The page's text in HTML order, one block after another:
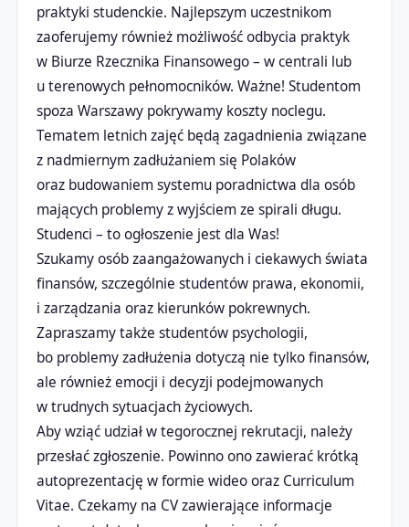
praktyki studenckie. Najlepszym uczestnikom
zaoferujemy również możliwość odbycia praktyk
w Biurze Rzecznika Finansowego – w centrali lub
u terenowych pełnomocników. Ważne! Studentom
spoza Warszawy pokrywamy koszty noclegu.
Tematem letnich zajęć będą zagadnienia związane
z nadmiernym zadłużaniem się Polaków
oraz budowaniem systemu poradnictwa dla osób
mających problemy z wyjściem ze spirali długu.
Studenci – to ogłoszenie jest dla Was!
Szukamy osób zaangażowanych i ciekawych świata
finansów, szczególnie studentów prawa, ekonomii,
i zarządzania oraz kierunków pokrewnych.
Zapraszamy także studentów psychologii,
bo problemy zadłużenia dotyczą nie tylko finansów,
ale również emocji i decyzji podejmowanych
w trudnych sytuacjach życiowych.
Aby wziąć udział w tegorocznej rekrutacji, należy
przesłać zgłoszenie. Powinno ono zawierać krótką
autoprezentację w formie wideo oraz Curriculum
Vitae. Czekamy na CV zawierające informacje